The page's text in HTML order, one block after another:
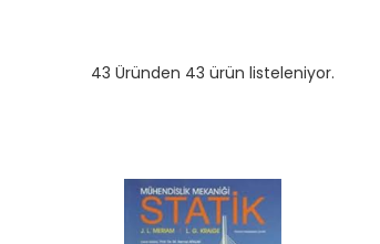
43 Üründen 43 ürün listeleniyor.